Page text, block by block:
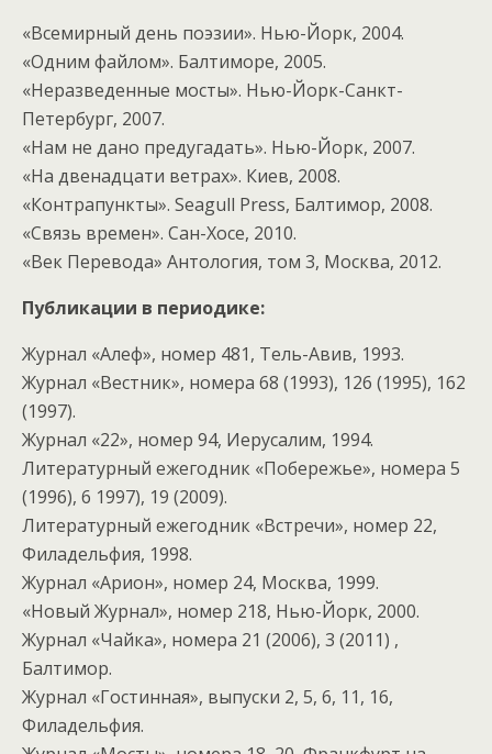
«Всемирный день поэзии». Нью-Йорк, 2004.
«Одним файлом». Балтиморе, 2005.
«Неразведенные мосты». Нью-Йорк-Санкт-
Петербург, 2007.
«Нам не дано предугадать». Нью-Йорк, 2007.
«На двенадцати ветрах». Киев, 2008.
«Контрапункты». Seagull Press, Балтимор, 2008.
«Связь времен». Сан-Хосе, 2010.
«Век Перевода» Антология, том 3, Москва, 2012.
Публикации в периодике:
Журнал «Алеф», номер 481, Тель-Авив, 1993.
Журнал «Вестник», номера 68 (1993), 126 (1995), 162
(1997).
Журнал «22», номер 94, Иерусалим, 1994.
Литературный ежегодник «Побережье», номера 5
(1996), 6 1997), 19 (2009).
Литературный ежегодник «Встречи», номер 22,
Филадельфия, 1998.
Журнал «Арион», номер 24, Москва, 1999.
«Новый Журнал», номер 218, Нью-Йорк, 2000.
Журнал «Чайка», номера 21 (2006), 3 (2011) ,
Балтимор.
Журнал «Гостинная», выпуски 2, 5, 6, 11, 16,
Филадельфия.